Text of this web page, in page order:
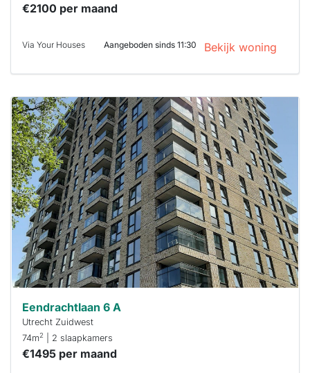
€2100 per maand
Via Your Houses Aangeboden sinds 11:30 Bekijk woning
Deze woning
is
waarschijnlijk
al verhuurd
Om kans te
maken moet je
binnen 15
minuten
reageren.
Stekkies helpt
je hierbij!
Eendrachtlaan 6 A
Utrecht Zuidwest
74m2 | 2 slaapkamers
€1495 per maand